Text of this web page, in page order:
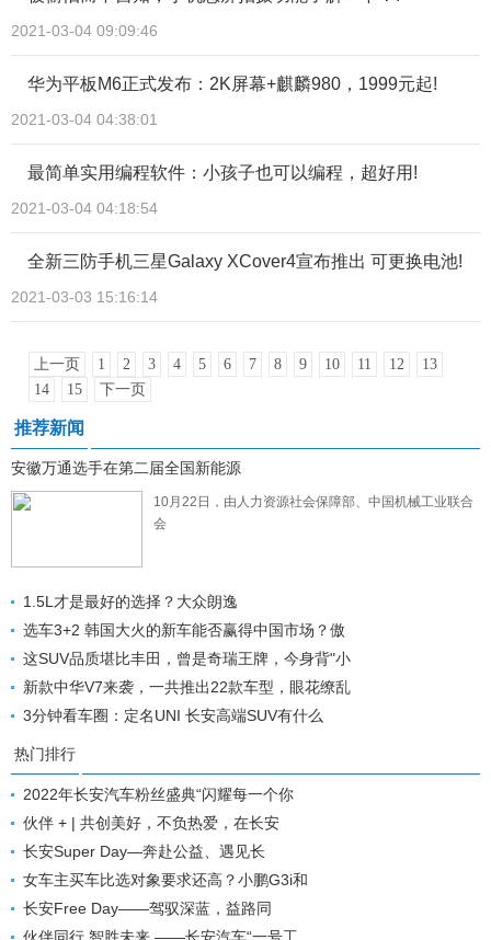
2021-03-04 09:09:46
华为平板M6正式发布：2K屏幕+麒麟980，1999元起!
2021-03-04 04:38:01
最简单实用编程软件：小孩子也可以编程，超好用!
2021-03-04 04:18:54
全新三防手机三星Galaxy XCover4宣布推出 可更换电池!
2021-03-03 15:16:14
上一页 1 2 3 4 5 6 7 8 9 10 11 12
13
14
15 下一页
推荐新闻
安徽万通选手在第二届全国新能源
10月22日，由人力资源社会保障部、中国机械工业联合
会
1.5L才是最好的选择？大众朗逸
选车3+2 韩国大火的新车能否赢得中国市场？傲
这SUV品质堪比丰田，曾是奇瑞王牌，今身背"小
新款中华V7来袭，一共推出22款车型，眼花缭乱
3分钟看车圈：定名UNI 长安高端SUV有什么
热门排行
2022年长安汽车粉丝盛典“闪耀每一个你
伙伴 + | 共创美好，不负热爱，在长安
长安Super Day—奔赴公益、遇见长
女车主买车比选对象要求还高？小鹏G3i和
长安Free Day——驾驭深蓝，益路同